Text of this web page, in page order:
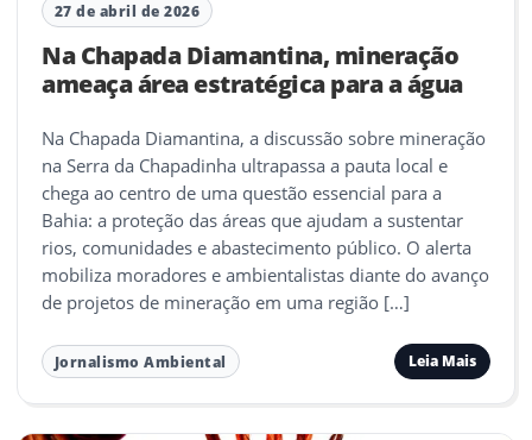
27 de abril de 2026
Na Chapada Diamantina, mineração
ameaça área estratégica para a água
Na Chapada Diamantina, a discussão sobre mineração
na Serra da Chapadinha ultrapassa a pauta local e
chega ao centro de uma questão essencial para a
Bahia: a proteção das áreas que ajudam a sustentar
rios, comunidades e abastecimento público. O alerta
mobiliza moradores e ambientalistas diante do avanço
de projetos de mineração em uma região […]
Jornalismo Ambiental Leia Mais